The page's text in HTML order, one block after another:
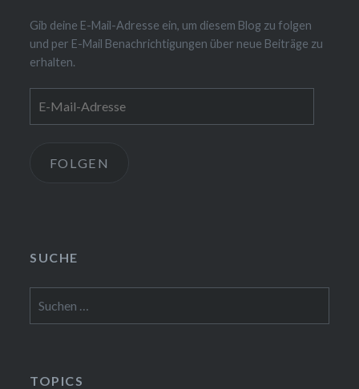
Gib deine E-Mail-Adresse ein, um diesem Blog zu folgen
und per E-Mail Benachrichtigungen über neue Beiträge zu
erhalten.
Mail-
FOLGEN
SUCHE
nach:
TOPICS